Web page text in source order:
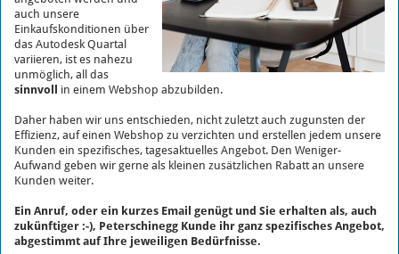
auch unsere
Einkaufskonditionen über
das Autodesk Quartal
variieren, ist es nahezu
unmöglich, all das
sinnvoll in einem Webshop abzubilden.
Daher haben wir uns entschieden, nicht zuletzt auch zugunsten der
Effizienz, auf einen Webshop zu verzichten und erstellen jedem unsere
Kunden ein spezifisches, tagesaktuelles Angebot. Den Weniger-
Aufwand geben wir gerne als kleinen zusätzlichen Rabatt an unsere
Kunden weiter.
Ein Anruf, oder ein kurzes Email genügt und Sie erhalten als, auch
zukünftiger :-), Peterschinegg Kunde ihr ganz spezifisches Angebot,
abgestimmt auf Ihre jeweiligen Bedürfnisse.